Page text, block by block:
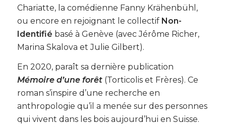
Chariatte, la comédienne Fanny Krähenbühl,
ou encore en rejoignant le collectif Non-
Identifié basé à Genève (avec Jérôme Richer,
Marina Skalova et Julie Gilbert).
En 2020, paraît sa dernière publication
Mémoire d’une forêt (Torticolis et Frères). Ce
roman s’inspire d’une recherche en
anthropologie qu’il a menée sur des personnes
qui vivent dans les bois aujourd’hui en Suisse.